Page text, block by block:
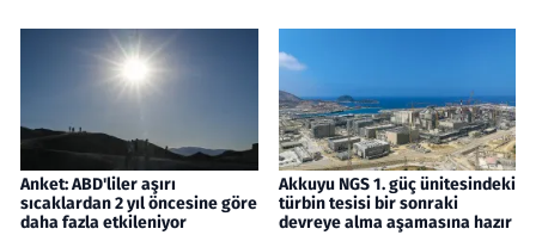
Anket: ABD'liler aşırı
sıcaklardan 2 yıl öncesine göre
daha fazla etkileniyor
Akkuyu NGS 1. güç ünitesindeki
türbin tesisi bir sonraki
devreye alma aşamasına hazır